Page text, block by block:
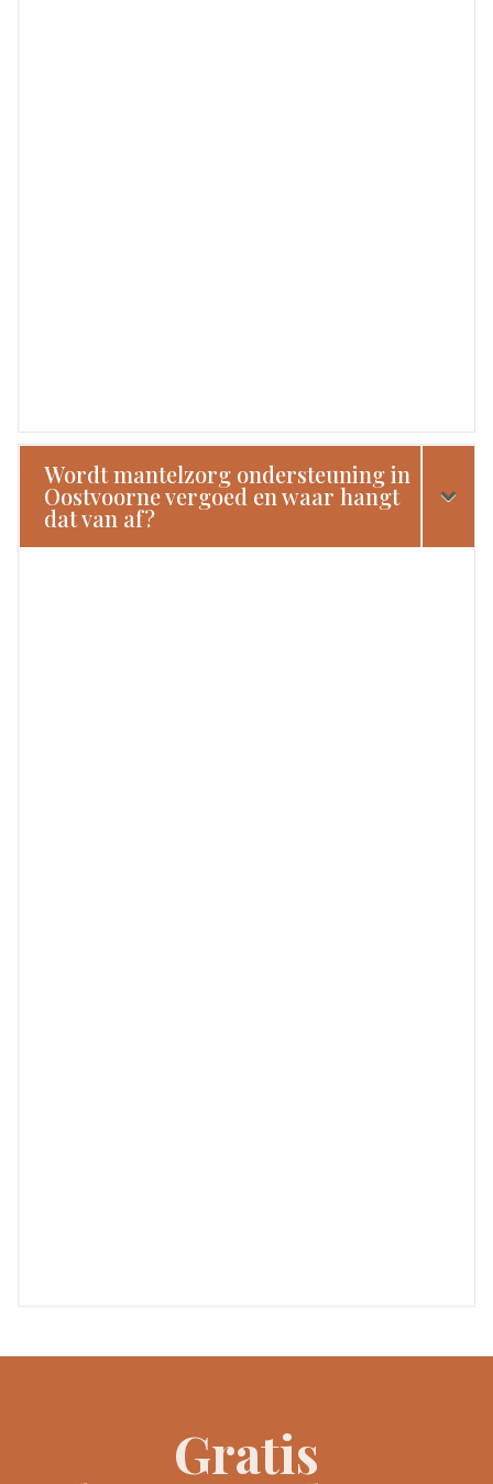
Wordt mantelzorg ondersteuning in
Oostvoorne vergoed en waar hangt
dat van af?
Gratis